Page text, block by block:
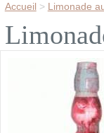
Accueil > Limonade